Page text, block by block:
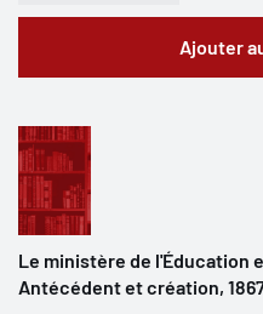
Ajouter
Le ministère de l'Éducation
Antécédent et création,